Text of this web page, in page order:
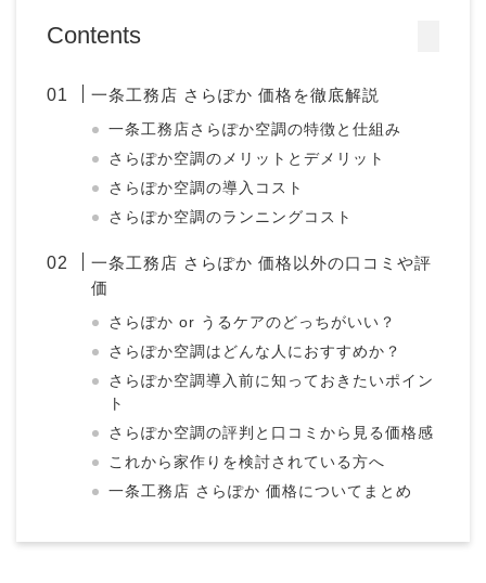
Contents
一条工務店 さらぽか 価格を徹底解説
一条工務店さらぽか空調の特徴と仕組み
さらぽか空調のメリットとデメリット
さらぽか空調の導入コスト
さらぽか空調のランニングコスト
一条工務店 さらぽか 価格以外の口コミや評
価
さらぽか or うるケアのどっちがいい？
さらぽか空調はどんな人におすすめか？
さらぽか空調導入前に知っておきたいポイン
ト
さらぽか空調の評判と口コミから見る価格感
これから家作りを検討されている方へ
一条工務店 さらぽか 価格についてまとめ